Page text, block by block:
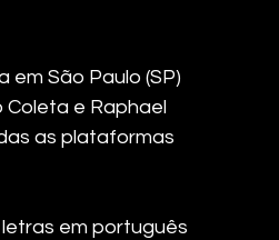
São Paulo (SP)
e Raphael
as plataformas
em português